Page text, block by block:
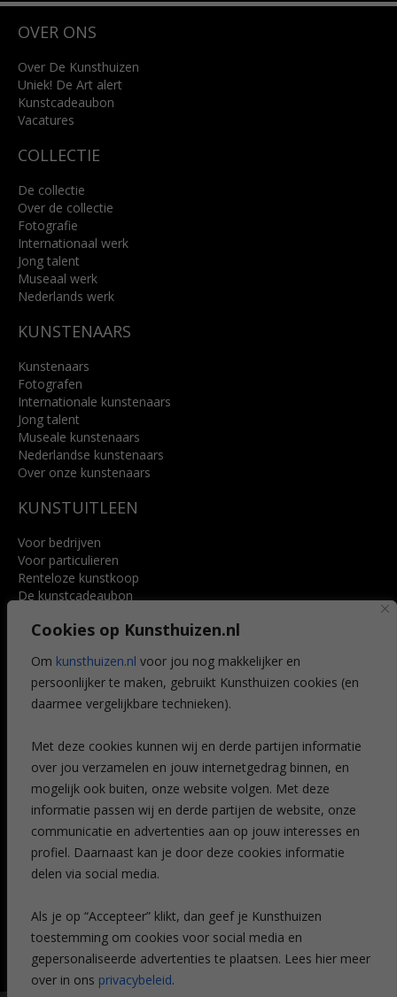
Cookies op Kunsthuizen.nl
Om kunsthuizen.nl voor jou nog makkelijker en
persoonlijker te maken, gebruikt Kunsthuizen cookies (en
daarmee vergelijkbare technieken).
Met deze cookies kunnen wij en derde partijen informatie
over jou verzamelen en jouw internetgedrag binnen, en
mogelijk ook buiten, onze website volgen. Met deze
informatie passen wij en derde partijen de website, onze
communicatie en advertenties aan op jouw interesses en
profiel. Daarnaast kan je door deze cookies informatie
delen via social media.
Als je op “Accepteer” klikt, dan geef je Kunsthuizen
toestemming om cookies voor social media en
gepersonaliseerde advertenties te plaatsen. Lees hier meer
over in ons privacybeleid.
4818 SB Breda
info@kunsthuisbreda.nl
Lees meer
OVER ONS
Over De Kunsthuizen
Uniek! De Art alert
Kunstcadeaubon
Vacatures
COLLECTIE
De collectie
Over de collectie
Fotografie
Internationaal werk
Jong talent
Museaal werk
Nederlands werk
KUNSTENAARS
Kunstenaars
Fotografen
Internationale kunstenaars
Jong talent
Museale kunstenaars
Nederlandse kunstenaars
Over onze kunstenaars
KUNSTUITLEEN
Voor bedrijven
Voor particulieren
Renteloze kunstkoop
De kunstcadeaubon
Voordelen
Veelgestelde vragen
CONTACT
Leiden
Amsterdam
Breda
Favorieten
Mijn art alert
NIEUWSBRIEF